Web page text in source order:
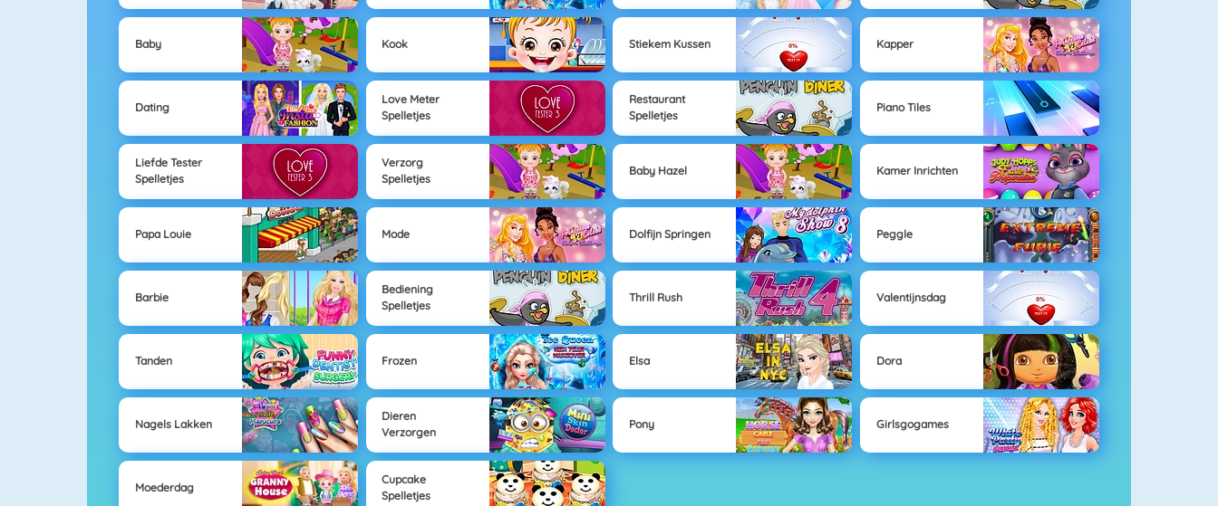
Baby Kook Stiekem Kussen Kapper
Dating
Love Meter
Spelletjes
Restaurant
Spelletjes
Piano Tiles
Liefde Tester
Spelletjes
Verzorg
Spelletjes
Baby Hazel Kamer Inrichten
Papa Louie Mode Dolfijn Springen Peggle
Barbie
Bediening
Spelletjes
Thrill Rush Valentijnsdag
Tanden Frozen Elsa Dora
Nagels Lakken
Dieren
Verzorgen
Pony Girlsgogames
Moederdag
Cupcake
Spelletjes